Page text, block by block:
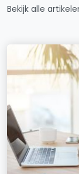
Bekijk alle